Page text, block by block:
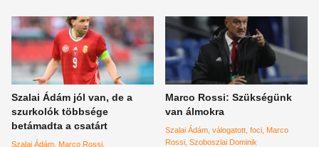
Szalai Ádám jól van, de a
szurkolók többsége
betámadta a csatárt
Szalai Ádám Marco Rossi
Marco Rossi: Szükségünk
van álmokra
Szalai Ádám válogatott foci Marco
Rossi Szoboszlai Dominik